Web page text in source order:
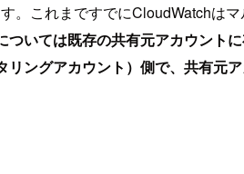
これまですでにCloudWatchはマ
ついては既存の共有元アカウント
リングアカウント）側で、共有元